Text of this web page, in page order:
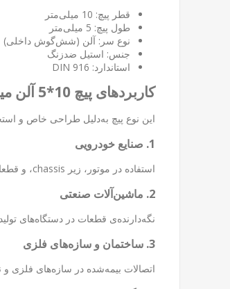
قطر پیچ: 10 میلی‌متر
طول پیچ: 5 میلی‌متر
نوع سر: آلن (شش‌گوش داخلی)
جنس: استیل ضدزنگ
استاندارد: DIN 916
کاربردهای پیچ 10*5 آلن میلی خشکه
این نوع پیچ به‌دلیل طراحی خاص و
1. صنایع خودرویی
استفاده در موتور، زیر chassis، و قطعات داخلی خودروهای سواری و سنگین.
2. ماشین‌آلات صنعتی
نگه‌دارنده‌ی قطعات در دستگاه‌های
3. ساختمان و سازه‌های فلزی
اتصالات بیمه‌شده در سازه‌های فلزی